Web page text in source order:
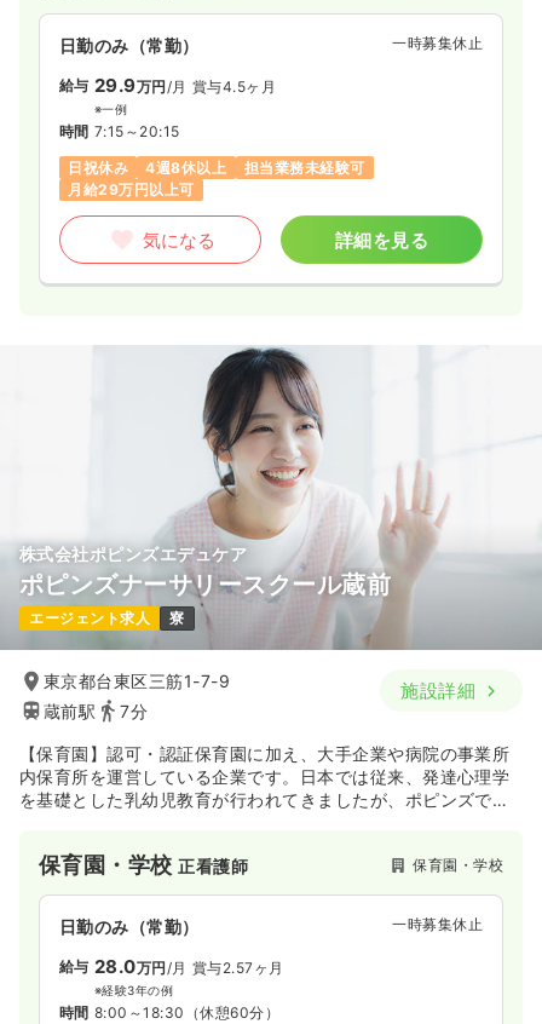
日勤のみ（常勤） 一時募集休止
給与 29.9万円/月 賞与4.5ヶ月
※一例
時間 7:15～20:15
日祝休み
4週8休以上
担当業務未経験可
月給29万円以上可
気になる 詳細を見る
株式会社ポピンズエデュケア
ポピンズナーサリースクール蔵前
エージェント求人 寮
東京都台東区三筋1-7-9
蔵前駅
7分
施設詳細
【保育園】認可・認証保育園に加え、大手企業や病院の事業所
内保育所を運営している企業です。日本では従来、発達心理学
を基礎とした乳幼児教育が行われてきましたが、ポピンズで
ア」（エデュケーション（教育）とケア（保育）を組み合わせ
た言葉）を掲げています。蔵前駅徒歩7分にございます。
保育園・学校正看護師 保育園・学校
日勤のみ（常勤） 一時募集休止
給与 28.0万円/月 賞与2.57ヶ月
※経験3年の例
時間 8:00～18:30 （休憩60分）